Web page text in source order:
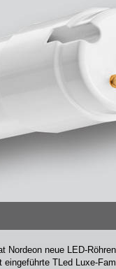
Nordeon neue LED-
TLed Luxe-